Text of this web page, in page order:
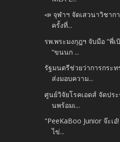
📣 จุฬาฯ จัดเสวนาวิชาก
ครั้งที่...
รพ.พระมงกุฎฯ จับมือ “พี่เ
“ขนนก ...
รัฐมนตรีช่วยว่าการกระ
ส่งมอบความ...
ศูนย์วิจัยโรคเอดส์ จัดปร
นพร้อมเ...
"PeeKaBoo Junior จ๊ะเ
ไข่...